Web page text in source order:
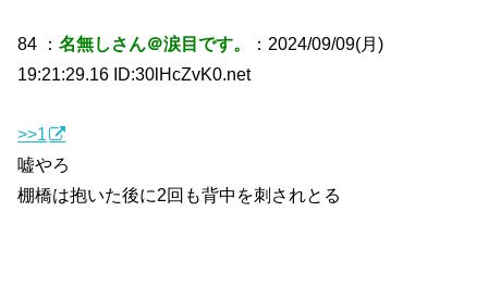
84 ：名無しさん＠涙目です。
：2024/09/09(月)
19:21:29.16 ID:30lHcZvK0.net
>>1
嘘やろ
棚橋は抱いた後に2回も背中を刺されとる